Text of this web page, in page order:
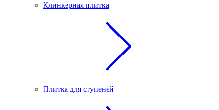
Клинкерная плитка
Плитка для ступеней